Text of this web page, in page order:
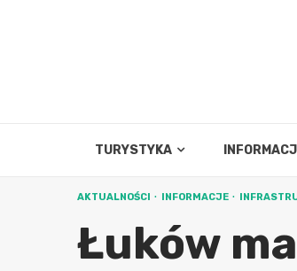
TURYSTYKA
AKTUALNOŚCI INFORMACJE
Łuków